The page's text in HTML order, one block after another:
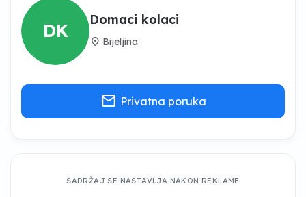
DK
Domaci kolaci
location_on Bijeljina
mail Privatna poruka
SADRŽAJ SE NASTAVLJA NAKON REKLAME